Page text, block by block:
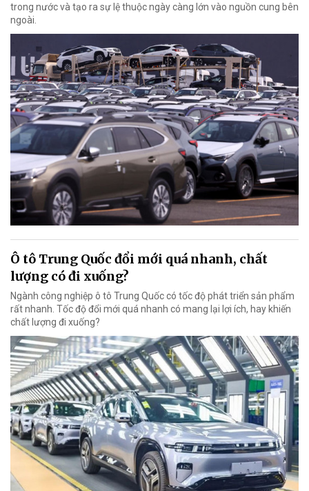
trong nước và tạo ra sự lệ thuộc ngày càng lớn vào nguồn cung bên
ngoài.
Ô tô Trung Quốc đổi mới quá nhanh, chất
lượng có đi xuống?
Ngành công nghiệp ô tô Trung Quốc có tốc độ phát triển sản phẩm
rất nhanh. Tốc độ đổi mới quá nhanh có mang lại lợi ích, hay khiến
chất lượng đi xuống?